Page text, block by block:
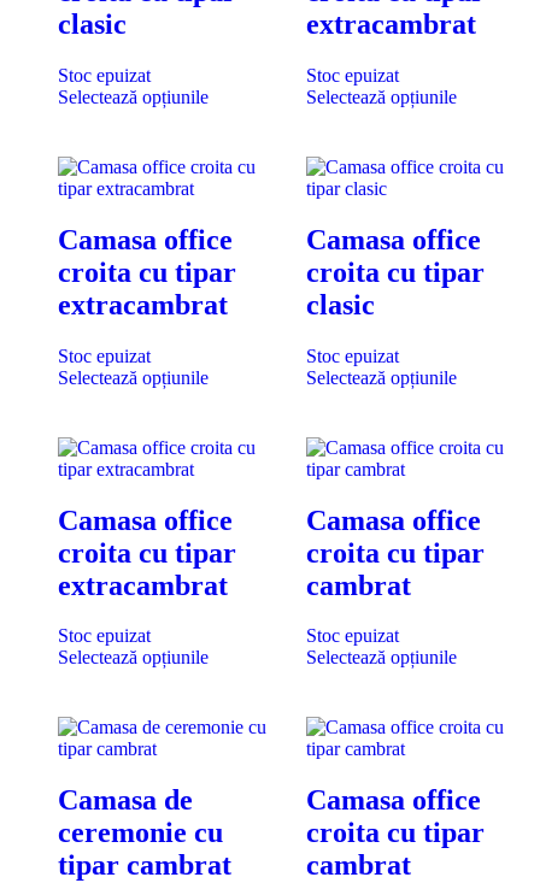
clasic
Stoc epuizat
Selectează opțiunile
extracambrat
Stoc epuizat
Selectează opțiunile
Camasa office
croita cu tipar
extracambrat
Stoc epuizat
Selectează opțiunile
Camasa office
croita cu tipar
clasic
Stoc epuizat
Selectează opțiunile
Camasa office
croita cu tipar
extracambrat
Stoc epuizat
Selectează opțiunile
Camasa office
croita cu tipar
cambrat
Stoc epuizat
Selectează opțiunile
Camasa de
ceremonie cu
tipar cambrat
Camasa office
croita cu tipar
cambrat